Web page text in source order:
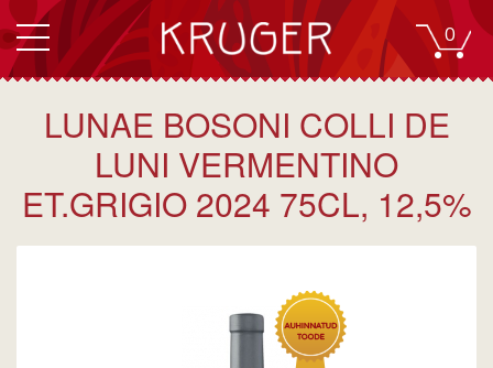
0
LUNAE BOSONI COLLI DE
LUNI VERMENTINO
ET.GRIGIO 2024 75CL, 12,5%